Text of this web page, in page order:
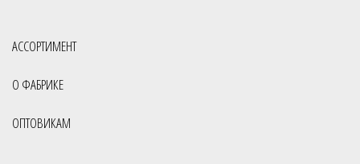
АССОРТИМЕНТ
О ФАБРИКЕ
ОПТОВИКАМ